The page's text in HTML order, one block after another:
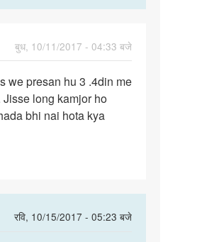
बुध, 10/11/2017 - 04:33 बजे
we presan hu 3 .4din me
Jisse long kamjor ho
bhi nai hota kya
रवि, 10/15/2017 - 05:23 बजे